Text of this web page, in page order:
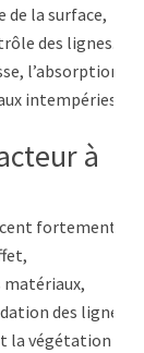
la surface,
des lignes.
l’absorption
intempéries.
à
fortement
matériaux,
des lignes
la végétation